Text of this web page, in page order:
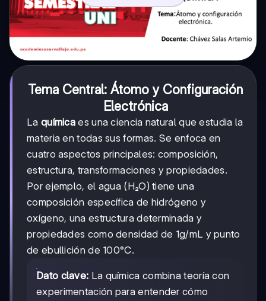
Tema Central: Átomo y Configuración
Electrónica
La química es una ciencia natural que estudia la
materia en todas sus formas. Se enfoca en
cuatro aspectos principales: composición,
estructura, transformaciones y propiedades.
Por ejemplo, el agua (H₂O) tiene una
composición específica de hidrógeno y
oxígeno, una estructura determinada y
propiedades como densidad de 1g/mL y punto
de ebullición de 100°C.
Dato clave: La química combina teoría con
experimentación para entender cómo